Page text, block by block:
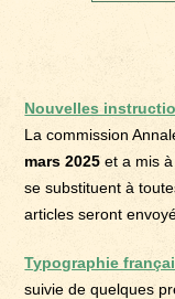
Nouvelles
La commission
mars 2025 et a mis
se substituent à
articles seront
Typographie
suivie de quelques